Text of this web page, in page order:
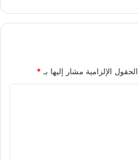
الحقول الإلزامية مشار إليها بـ *